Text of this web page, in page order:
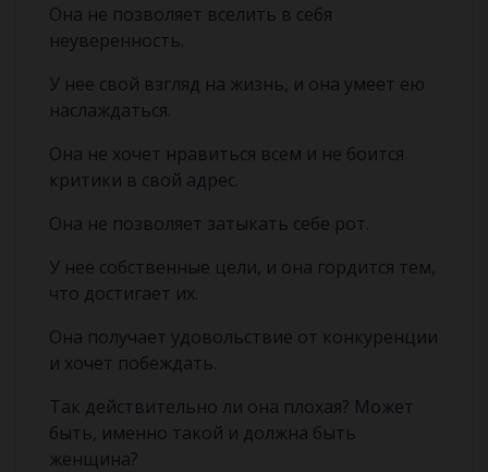
Она не позволяет вселить в себя
неуверенность.
У нее свой взгляд на жизнь, и она умеет ею
наслаждаться.
Она не хочет нравиться всем и не боится
критики в свой адрес.
Она не позволяет затыкать себе рот.
У нее собственные цели, и она гордится тем,
что достигает их.
Она получает удовольствие от конкуренции
и хочет побеждать.
Так действительно ли она плохая? Может
быть, именно такой и должна быть
женщина?